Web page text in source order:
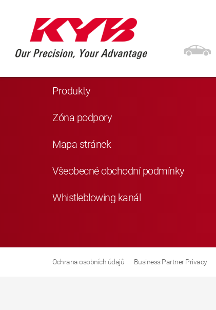
Navigace
Produkty
Zóna podpory
Mapa stránek
Všeobecné obchodní podmínky
Whistleblowing kanál
Ochrana osobních údajů Business Partner Privacy